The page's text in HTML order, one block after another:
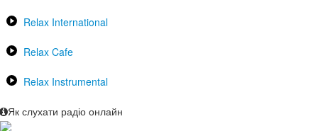
Relax International
Relax Cafe
Relax Instrumental
Як слухати радіо онлайн